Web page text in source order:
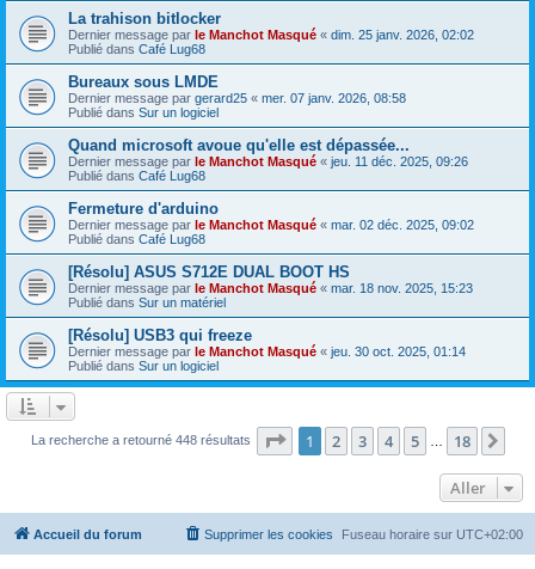
La trahison bitlocker
Dernier message par le Manchot Masqué « dim. 25 janv. 2026, 02:02
Publié dans Café Lug68
Bureaux sous LMDE
Dernier message par gerard25 « mer. 07 janv. 2026, 08:58
Publié dans Sur un logiciel
Quand microsoft avoue qu'elle est dépassée...
Dernier message par le Manchot Masqué « jeu. 11 déc. 2025, 09:26
Publié dans Café Lug68
Fermeture d'arduino
Dernier message par le Manchot Masqué « mar. 02 déc. 2025, 09:02
Publié dans Café Lug68
[Résolu] ASUS S712E DUAL BOOT HS
Dernier message par le Manchot Masqué « mar. 18 nov. 2025, 15:23
Publié dans Sur un matériel
[Résolu] USB3 qui freeze
Dernier message par le Manchot Masqué « jeu. 30 oct. 2025, 01:14
Publié dans Sur un logiciel
La recherche a retourné 448 résultats Page 1sur18
1 2 3 4 5 18
Aller
Accueil du forum Fuseau horaire sur UTC+02:00
Supprimer les cookies